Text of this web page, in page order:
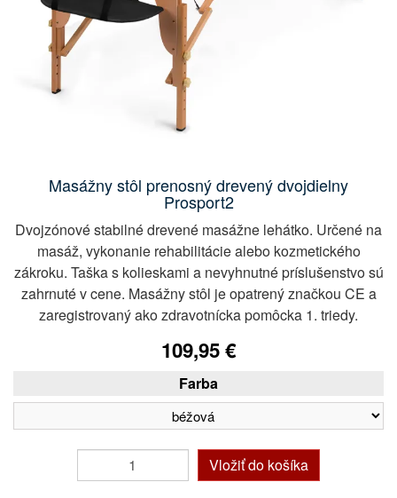
Masážny stôl prenosný drevený dvojdielny
Prosport2
Dvojzónové stabilné drevené masážne lehátko. Určené na
masáž, vykonanie rehabilitácie alebo kozmetického
zákroku. Taška s kolieskami a nevyhnutné príslušenstvo sú
zahrnuté v cene. Masážny stôl je opatrený značkou CE a
zaregistrovaný ako zdravotnícka pomôcka 1. triedy.
109,95 €
Farba
Vložiť do košíka